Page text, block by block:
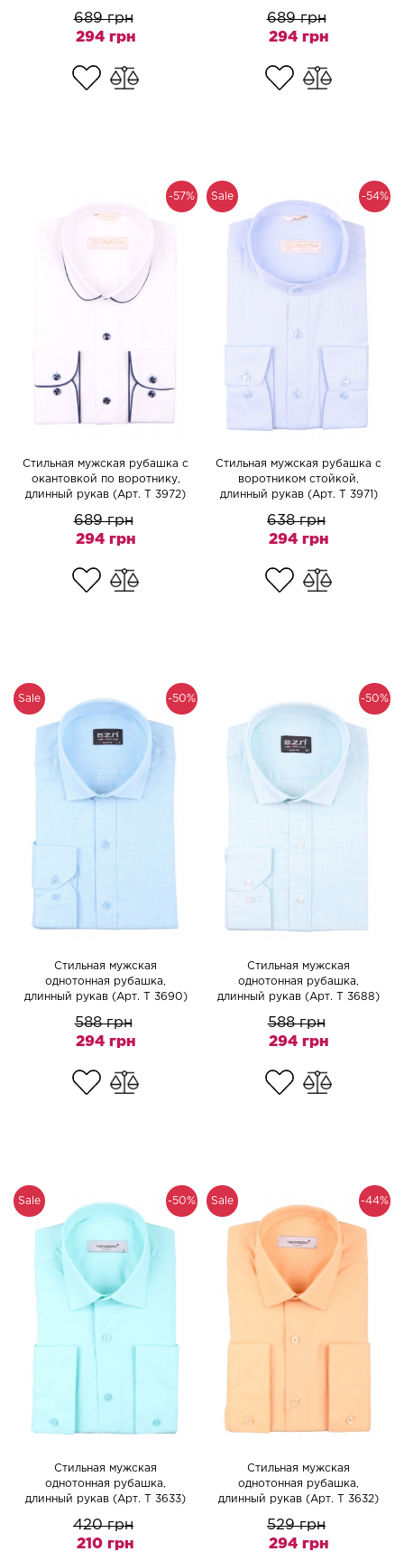
689 грн
294 грн
689 грн
294 грн
-57%
Cтильная мужская рубашка с
окантовкой по воротнику,
длинный рукав (Арт. T 3972)
689 грн
294 грн
-54%
Sale
Cтильная мужская рубашка с
воротником стойкой,
длинный рукав (Арт. T 3971)
638 грн
294 грн
-50%
Sale
Cтильная мужская
однотонная рубашка,
длинный рукав (Арт. T 3690)
588 грн
294 грн
-50%
Cтильная мужская
однотонная рубашка,
длинный рукав (Арт. T 3688)
588 грн
294 грн
-50%
Sale
Cтильная мужская
однотонная рубашка,
длинный рукав (Арт. T 3633)
420 грн
210 грн
-44%
Sale
Cтильная мужская
однотонная рубашка,
длинный рукав (Арт. T 3632)
529 грн
294 грн